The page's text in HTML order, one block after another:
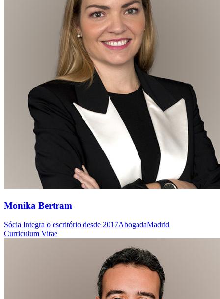
Monika Bertram
Sócia Integra o escritório desde 2017AbogadaMadrid
Curriculum Vitae